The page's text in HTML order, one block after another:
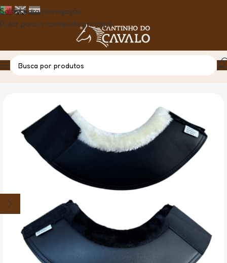
Saltar para navegação
Pular para o conteúdo principal
Casa Produto Cloches Neopremo C/Pelo